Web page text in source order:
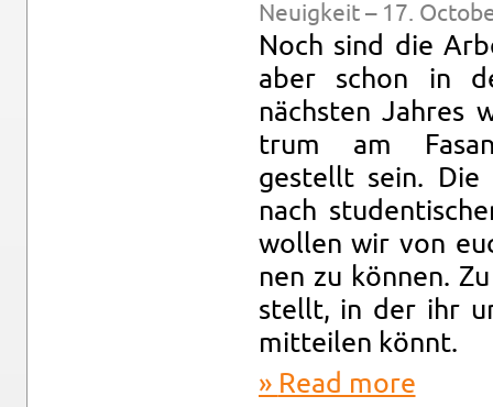
Neuigkeit – 17.
Noch sind die
aber schon in
nächsten Jahres
trum am
gestellt sein. Die
nach
wollen wir von
nen zu können.
stellt, in der ihr
mit­teilen könnt.
Read more
erwünscht